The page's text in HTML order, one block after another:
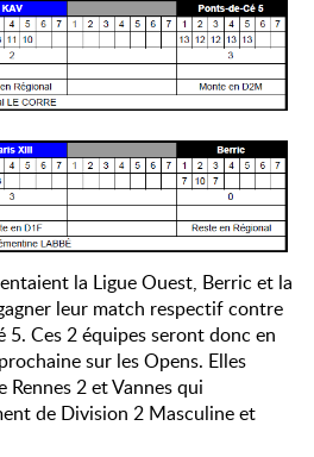
la Ligue Ouest, Berric et la
leur match respectif contre
5. Ces 2 équipes seront donc en
sur les Opens. Elles
Rennes 2 et Vannes qui
de Division 2 Masculine et